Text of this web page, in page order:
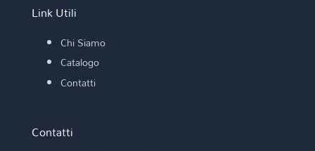
Link Utili
Chi Siamo
Catalogo
Contatti
Contatti